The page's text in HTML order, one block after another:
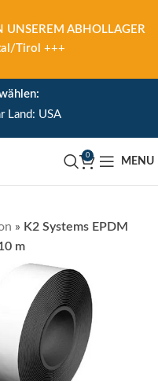
Land: USA
0
MENU
» K2 Systems EPDM
m
UNSEREM ABHOLLAGER
Tirol
+++